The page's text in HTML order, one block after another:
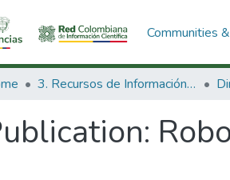
Communities
3. Recursos de Información Científica y Tecnológica